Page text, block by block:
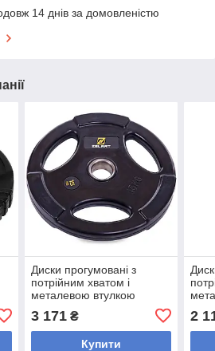
14 днів за домовленістю
Диски прогумовані з
потрійним хватом і
металевою втулкою
внутрішній ø 51 мм Zelart
TA-2673-15 15кг
3 171₴
Купити
TA-
2